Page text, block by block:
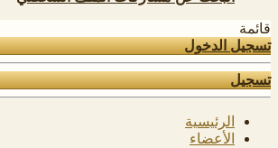
قائمة
تسجيل الدخول
تسجيل
الرئيسية
الأعضاء